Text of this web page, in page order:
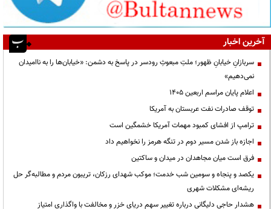
آخرین اخبار
سربازانِ خیابانِ ظهور؛ ملتِ مبعوثِ رودسر در پاسخ به دشمن: «خیابان‌ها را به ناامیدان
نمی‌دهیم»
اعلام پایان مراسم اربعین ۱۴۰۵
توقف صادرات نفت عربستان به آمریکا
ترامپ از افشای کمبود مهمات آمریکا خشمگین است
اجازه باز شدن مسیر دوم در تنگه هرمز را نخواهیم داد
فرق است میان مجاهدان در میدان و ساکتین
یکصد و پنجاه و سومین شب خدمت؛ موکب شهدای رزکان، تریبون مردم و مطالبه‌گر حل
ریشه‌ای مشکلات شهری
هشدار حاجی دلیگانی درباره تغییر سهم دریای خزر و مخالفت با واگذاری امتیاز